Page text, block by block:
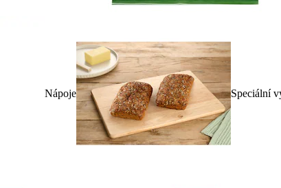
Nápoje Speciální